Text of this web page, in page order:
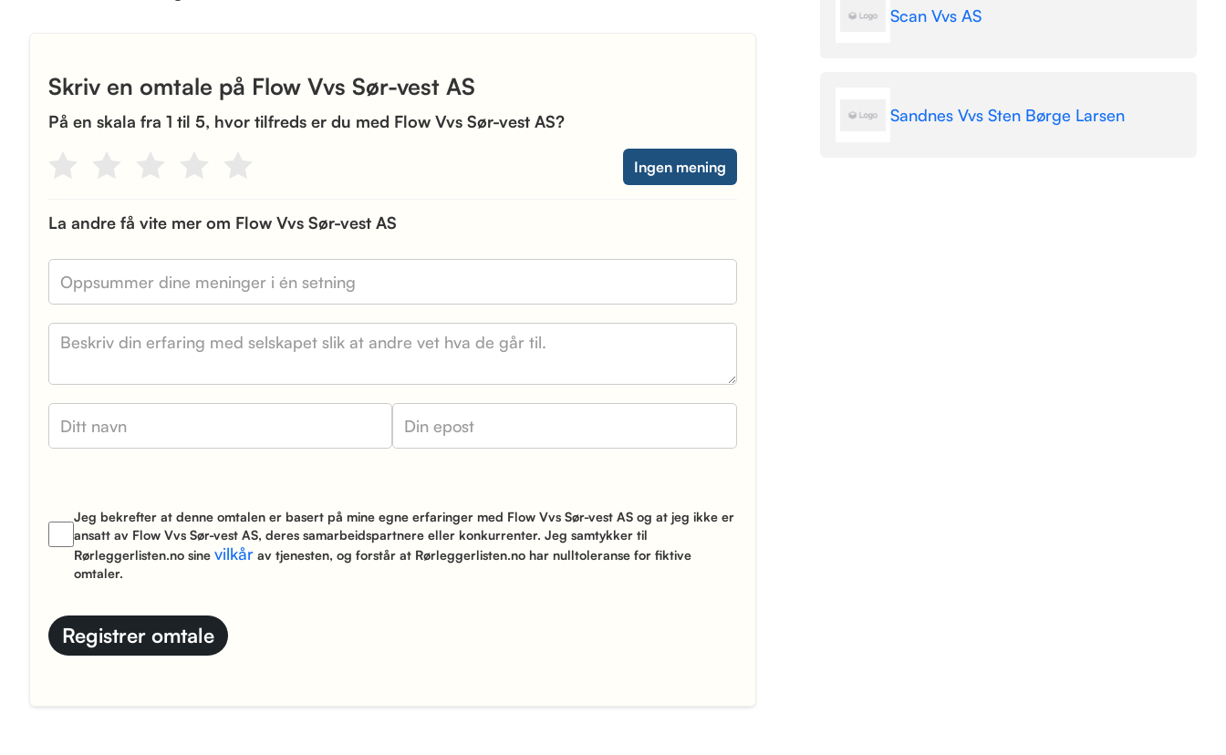
Skriv en omtale på Flow Vvs Sør-vest AS
På en skala fra 1 til 5, hvor tilfreds er du med Flow Vvs Sør-vest AS?
Ingen mening
La andre få vite mer om Flow Vvs Sør-vest AS
Jeg bekrefter at denne omtalen er basert på mine egne erfaringer med Flow Vvs Sør-vest AS og at jeg ikke er
ansatt av Flow Vvs Sør-vest AS, deres samarbeidspartnere eller konkurrenter. Jeg samtykker til
Rørleggerlisten.no sine vilkårav tjenesten, og forstår at Rørleggerlisten.no har nulltoleranse for fiktive
omtaler.
Scan Vvs AS
Sandnes Vvs Sten Børge Larsen